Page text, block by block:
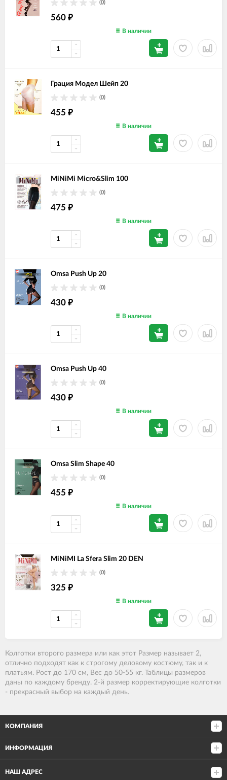
(0)
560 ₽
В наличии
Грация Модел Шейп 20
(0)
455 ₽
В наличии
MiNiMi Micro&Slim 100
(0)
475 ₽
В наличии
Omsa Push Up 20
(0)
430 ₽
В наличии
Omsa Push Up 40
(0)
430 ₽
В наличии
Omsa Slim Shape 40
(0)
455 ₽
В наличии
MiNiMI La Sfera Slim 20 DEN
(0)
325 ₽
В наличии
Колготки второго размера или как этот Размер называет 2,
отлично подходят как к строгому деловому костюму, так и к
платьям. Рост до 170 см, Вес до 50-55 кг. Таблицы размеров
даны по каждому бренду. 2-й размер корректирующие колготки
- прекрасный выбор на каждый день.
КОМПАНИЯ
ИНФОРМАЦИЯ
НАШ АДРЕС